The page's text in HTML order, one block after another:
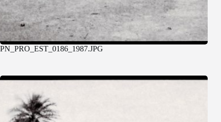
PN_PRO_EST_0186_1987.JPG